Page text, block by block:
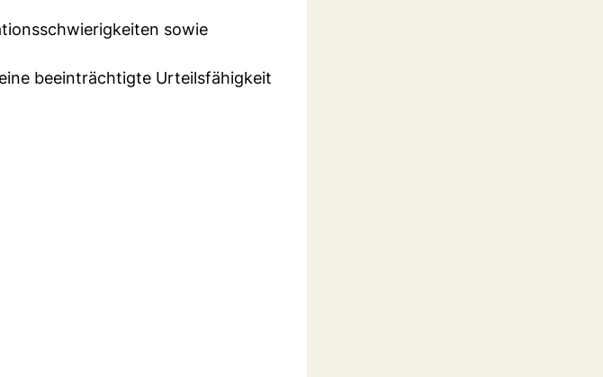
sowie
beeinträchtigte Urteilsfähigkeit